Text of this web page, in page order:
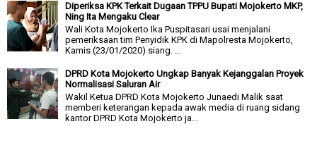
Diperiksa KPK Terkait Dugaan TPPU Bupati Mojokerto MKP,
Ning Ita Mengaku Clear
Wali Kota Mojokerto Ika Puspitasari usai menjalani
pemeriksaan tim Penyidik KPK di Mapolresta Mojokerto,
Kamis (23/01/2020) siang. ...
DPRD Kota Mojokerto Ungkap Banyak Kejanggalan Proyek
Normalisasi Saluran Air
Wakil Ketua DPRD Kota Mojokerto Junaedi Malik saat
memberi keterangan kepada awak media di ruang sidang
kantor DPRD Kota Mojokerto ja...